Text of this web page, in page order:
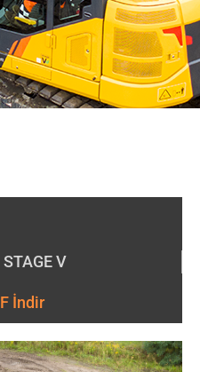
V
İndir